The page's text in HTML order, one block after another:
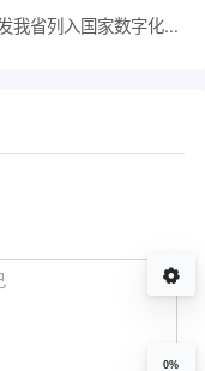
关于转发我省列入国家数字化转型贯标试点企业和咨询服务机构名单的通知
0%